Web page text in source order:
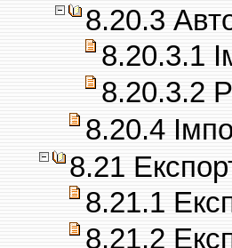
8.20.3
8.20.3.1
8.20.3.2
8.20.4
8.21
8.21.1
8.21.2